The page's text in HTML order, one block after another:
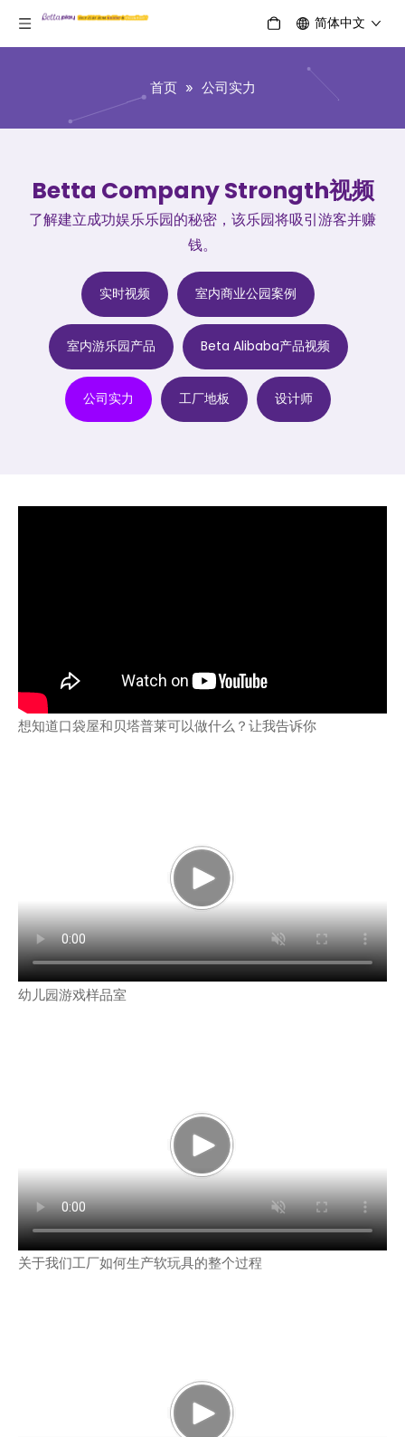
简体中文
首页 » 公司实力
Betta Company Strongth视频
了解建立成功娱乐乐园的秘密，该乐园将吸引游客并赚
钱。
实时视频 室内商业公园案例
室内游乐园产品 Beta Alibaba产品视频
公司实力 工厂地板 设计师
想知道口袋屋和贝塔普莱可以做什么？让我告诉你
幼儿园游戏样品室
关于我们工厂如何生产软玩具的整个过程